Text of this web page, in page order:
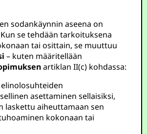
sodankäynnin aseena on
se tehdään tarkoituksena
tai osittain, se muuttuu
– kuten määritellään
artiklan II(c) kohdassa:
elinolosuhteiden
asettaminen sellaisiksi,
laskettu aiheuttamaan sen
kokonaan tai